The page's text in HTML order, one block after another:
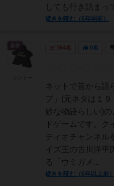
しても行き詰まっ
続きを読む（6年弱前）
364名 0名
ネットで昔から語
プ」(元ネタは１
妙な物語らしい)
ドゲームです。ク
ティオチャンネル
イズ王の古川洋平
る「ウミガメ...
続きを読む（6年以上前）